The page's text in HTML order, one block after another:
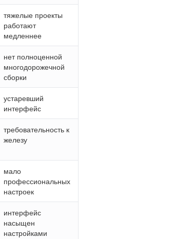
тяжелые проекты
работают
медленнее
нет полноценной
многодорожечной
сборки
устаревший
интерфейс
требовательность к
железу
мало
профессиональных
настроек
интерфейс
насыщен
настройками